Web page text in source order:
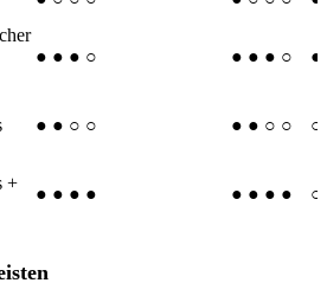
● ● ● ○ ● ● ● ○ ●
● ● ○ ○ ● ● ○ ○ ○
+
● ● ● ● ● ● ● ● ○